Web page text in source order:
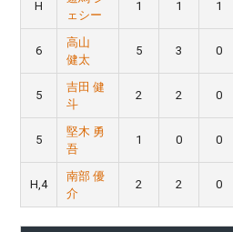
H
ェシー
1 1 1
6
高山
健太
5 3 0
5
吉田 健
斗
2 2 0
5
堅木 勇
吾
1 0 0
H,4
南部 優
介
2 2 0